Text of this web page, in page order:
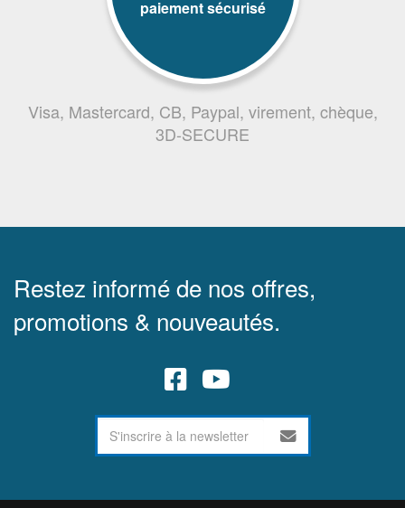
paiement sécurisé
Visa, Mastercard, CB, Paypal, virement, chèque,
3D-SECURE
Restez informé de nos offres,
promotions & nouveautés.